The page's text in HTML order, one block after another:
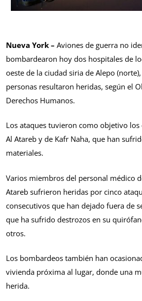
Nueva York – Aviones de guerra no
bombardearon hoy dos hospitales de
oeste de la ciudad siria de Alepo
personas resultaron heridas, según el
Derechos Humanos.
Los ataques tuvieron como objetivo
Al Atareb y de Kafr Naha, que han
materiales.
Varios miembros del personal médico
Atareb sufrieron heridas por cinco
consecutivos que han dejado fuera de
que ha sufrido destrozos en su
otros.
Los bombardeos también han
vivienda próxima al lugar, donde una
herida.